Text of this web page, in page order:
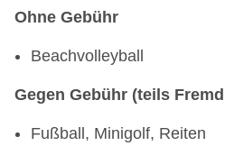
Ohne Gebühr
Beachvolleyball
Gegen Gebühr (teils
Fußball, Minigolf, Reiten